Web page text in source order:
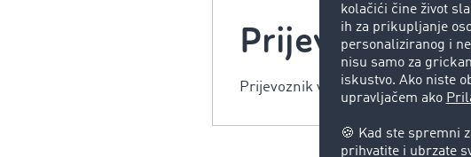
Prijevoznik
Prijevoznik vrši transport tovara